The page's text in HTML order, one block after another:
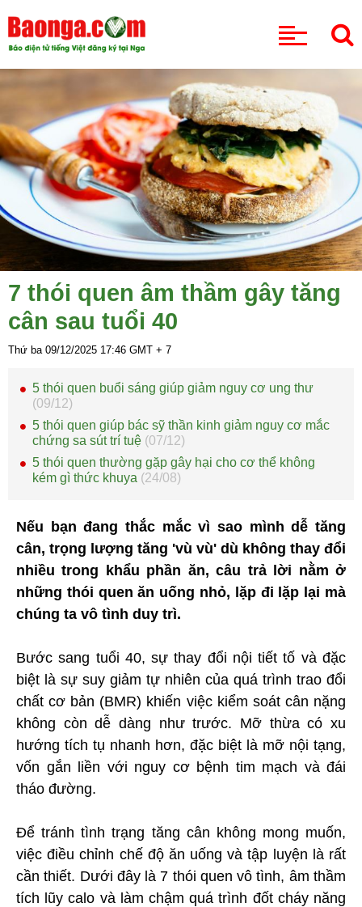
7 thói quen âm thầm gây tăng
cân sau tuổi 40
Thứ ba 09/12/2025 17:46 GMT + 7
5 thói quen buổi sáng giúp giảm nguy cơ ung thư
(09/12)
5 thói quen giúp bác sỹ thần kinh giảm nguy cơ mắc
chứng sa sút trí tuệ (07/12)
5 thói quen thường gặp gây hại cho cơ thể không
kém gì thức khuya (24/08)
Nếu bạn đang thắc mắc vì sao mình dễ tăng
cân, trọng lượng tăng 'vù vù' dù không thay đổi
nhiều trong khẩu phần ăn, câu trả lời nằm ở
những thói quen ăn uống nhỏ, lặp đi lặp lại mà
chúng ta vô tình duy trì.
Bước sang tuổi 40, sự thay đổi nội tiết tố và đặc
biệt là sự suy giảm tự nhiên của quá trình trao đổi
chất cơ bản (BMR) khiến việc kiểm soát cân nặng
không còn dễ dàng như trước. Mỡ thừa có xu
hướng tích tụ nhanh hơn, đặc biệt là mỡ nội tạng,
vốn gắn liền với nguy cơ bệnh tim mạch và đái
tháo đường.
Để tránh tình trạng tăng cân không mong muốn,
việc điều chỉnh chế độ ăn uống và tập luyện là rất
cần thiết. Dưới đây là 7 thói quen vô tình, âm thầm
tích lũy calo và làm chậm quá trình đốt cháy năng